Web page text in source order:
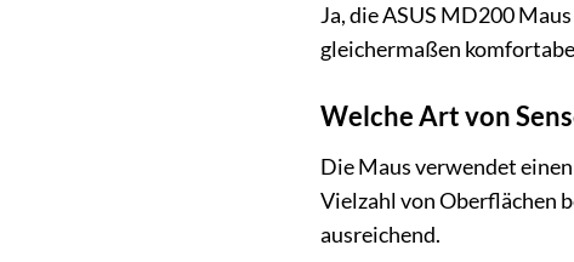
Ja, die ASUS MD200
gleichermaßen
Welche Art von
Die Maus verwendet
Vielzahl von Oberflächen
ausreichend.